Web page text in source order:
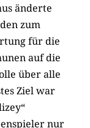
änderte
zum
für die
auf die
über alle
Ziel war
nur